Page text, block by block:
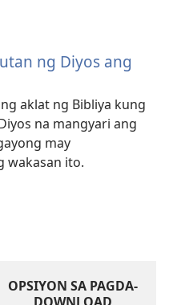
ng Diyos ang
aklat ng Bibliya kung
na mangyari ang
may
wakasan ito.
OPSIYON SA PAGDA-